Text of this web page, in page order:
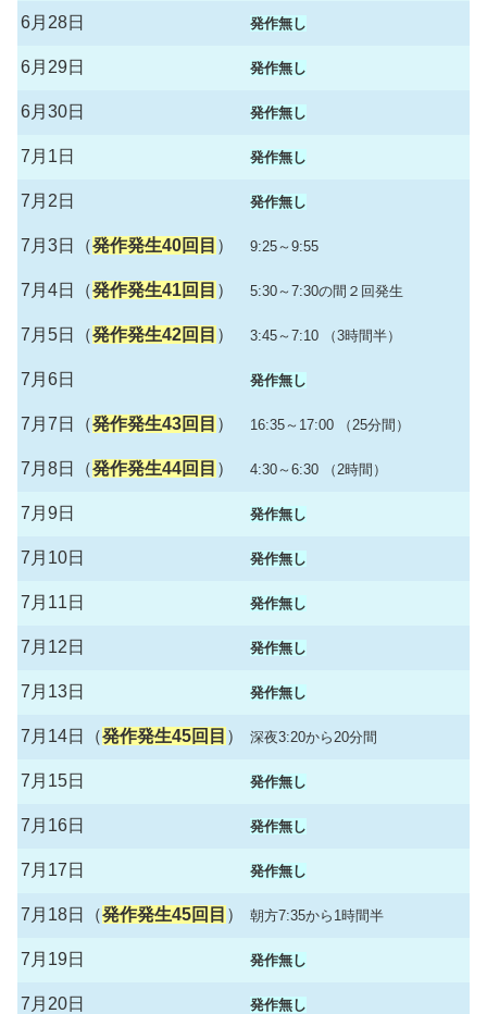
6月28日 発作無し
6月29日 発作無し
6月30日 発作無し
7月1日 発作無し
7月2日 発作無し
7月3日（発作発生40回目 ） 9:25～9:55
7月4日（発作発生41回目 ） 5:30～7:30の間２回発生
7月5日（発作発生42回目 ） 3:45～7:10 （3時間半）
7月6日 発作無し
7月7日（発作発生43回目 ） 16:35～17:00 （25分間）
7月8日（発作発生44回目 ） 4:30～6:30 （2時間）
7月9日 発作無し
7月10日 発作無し
7月11日 発作無し
7月12日 発作無し
7月13日 発作無し
7月14日（発作発生45回目 ） 深夜3:20から20分間
7月15日 発作無し
7月16日 発作無し
7月17日 発作無し
7月18日（発作発生45回目 ） 朝方7:35から1時間半
7月19日 発作無し
7月20日 発作無し